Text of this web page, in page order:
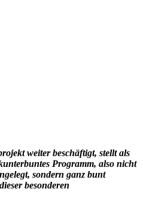
weiter beschäftigt, stellt als
Programm, also nicht
sondern ganz bunt
besonderen